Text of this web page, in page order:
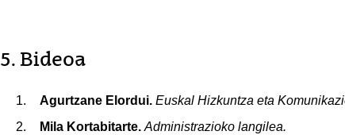
5. Bideoa
Agurtzane Elordui. Euskal Hizkuntza eta
Mila Kortabitarte. Administrazioko langilea.